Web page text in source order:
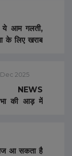
आम गलती,
के लिए खराब
2025
NEWS
की आड़ में
आ सकता है